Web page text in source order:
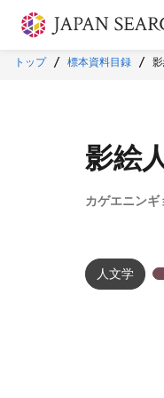
本文に飛ぶ
トップ 標本資料目録
影絵
カゲエニンギ
人文学